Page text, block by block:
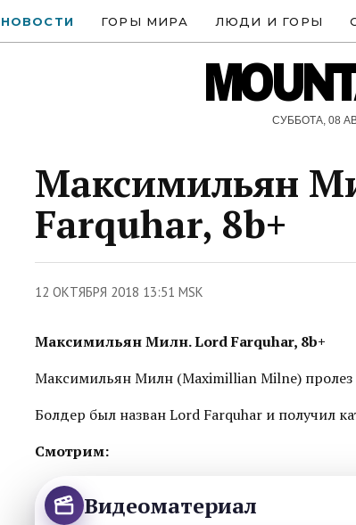
НОВОСТИ ГОРЫ МИРА ЛЮДИ И ГОРЫ
СУББОТА, 08
Максимильян
Farquhar, 8b+
12 ОКТЯБРЯ 2018 13:51 MSK
Максимильян Милн. Lord Farquhar, 8b+
Максимильян Милн (Maximillian Milne)
Болдер был назван Lord Farquhar и получил
Смотрим:
Видеоматериал